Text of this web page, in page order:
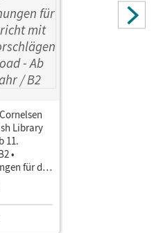
Library
11.
•
für den